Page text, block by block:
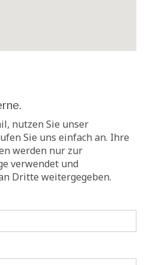
nutzen Sie unser
Sie uns einfach an. Ihre
werden nur zur
verwendet und
Dritte weitergegeben.